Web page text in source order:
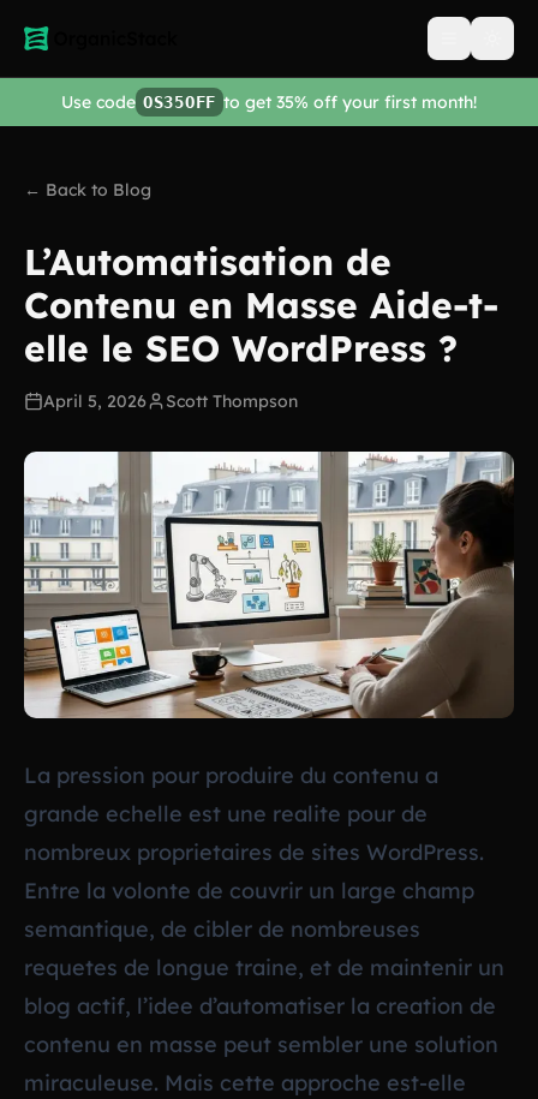
Open
Use code OS35OFF to get 35% off your first month!
← Back to Blog
L’Automatisation de
Contenu en Masse Aide-t-
elle le SEO WordPress ?
April 5, 2026 Scott Thompson
La pression pour produire du contenu a
grande echelle est une realite pour de
nombreux proprietaires de sites WordPress.
Entre la volonte de couvrir un large champ
semantique, de cibler de nombreuses
requetes de longue traine, et de maintenir un
blog actif, l’idee d’automatiser la creation de
contenu en masse peut sembler une solution
miraculeuse. Mais cette approche est-elle